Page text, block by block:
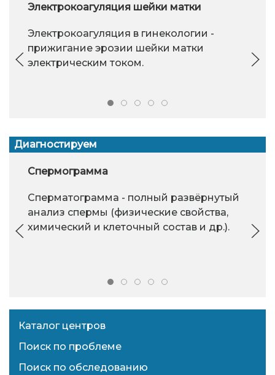
Электрокоагуляция шейки матки
Электрокоагуляция в гинекологии -
прижигание эрозии шейки матки
электрическим током.
Диагностируем
Спермограмма
Сперматограмма - полный развёрнутый
анализ спермы (физические свойства,
химический и клеточный состав и др.).
Каталог центров
Поиск по проблеме
Поиск по обследованию